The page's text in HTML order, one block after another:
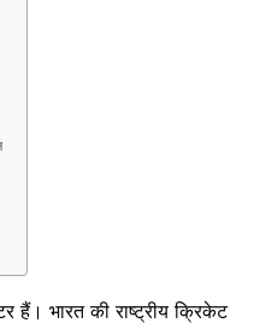
हैं। भारत की राष्ट्रीय क्रिकेट